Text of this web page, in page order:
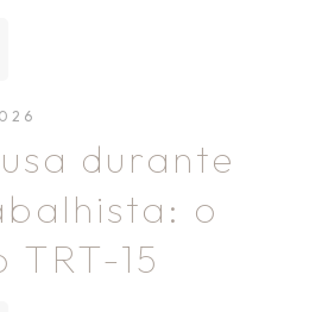
durante
o
TRT-15